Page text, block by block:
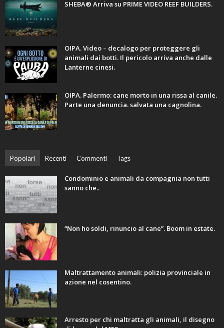
SHEBA® Arriva su PRIME VIDEO REEF BUILDERS.
OIPA. Video – decalogo per proteggere gli
animali dai botti. Il pericolo arriva anche dalle
Lanterne cinesi.
OIPA. Palermo: cane morto in una rissa al canile.
Parte una denuncia. salvata una cagnolina.
Popolari Recenti Commenti Tags
Condominio e animali da compagnia non tutti
sanno che..
“Non ho soldi, rinuncio al cane”. Boom in estate.
Maltrattamento animali: polizia provinciale in
azione nel cosentino.
Arresto per chi maltratta gli animali, il disegno